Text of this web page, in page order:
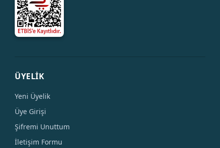
ÜYELİK
Yeni Üyelik
Üye Girişi
Şifremi Unuttum
İletişim Formu